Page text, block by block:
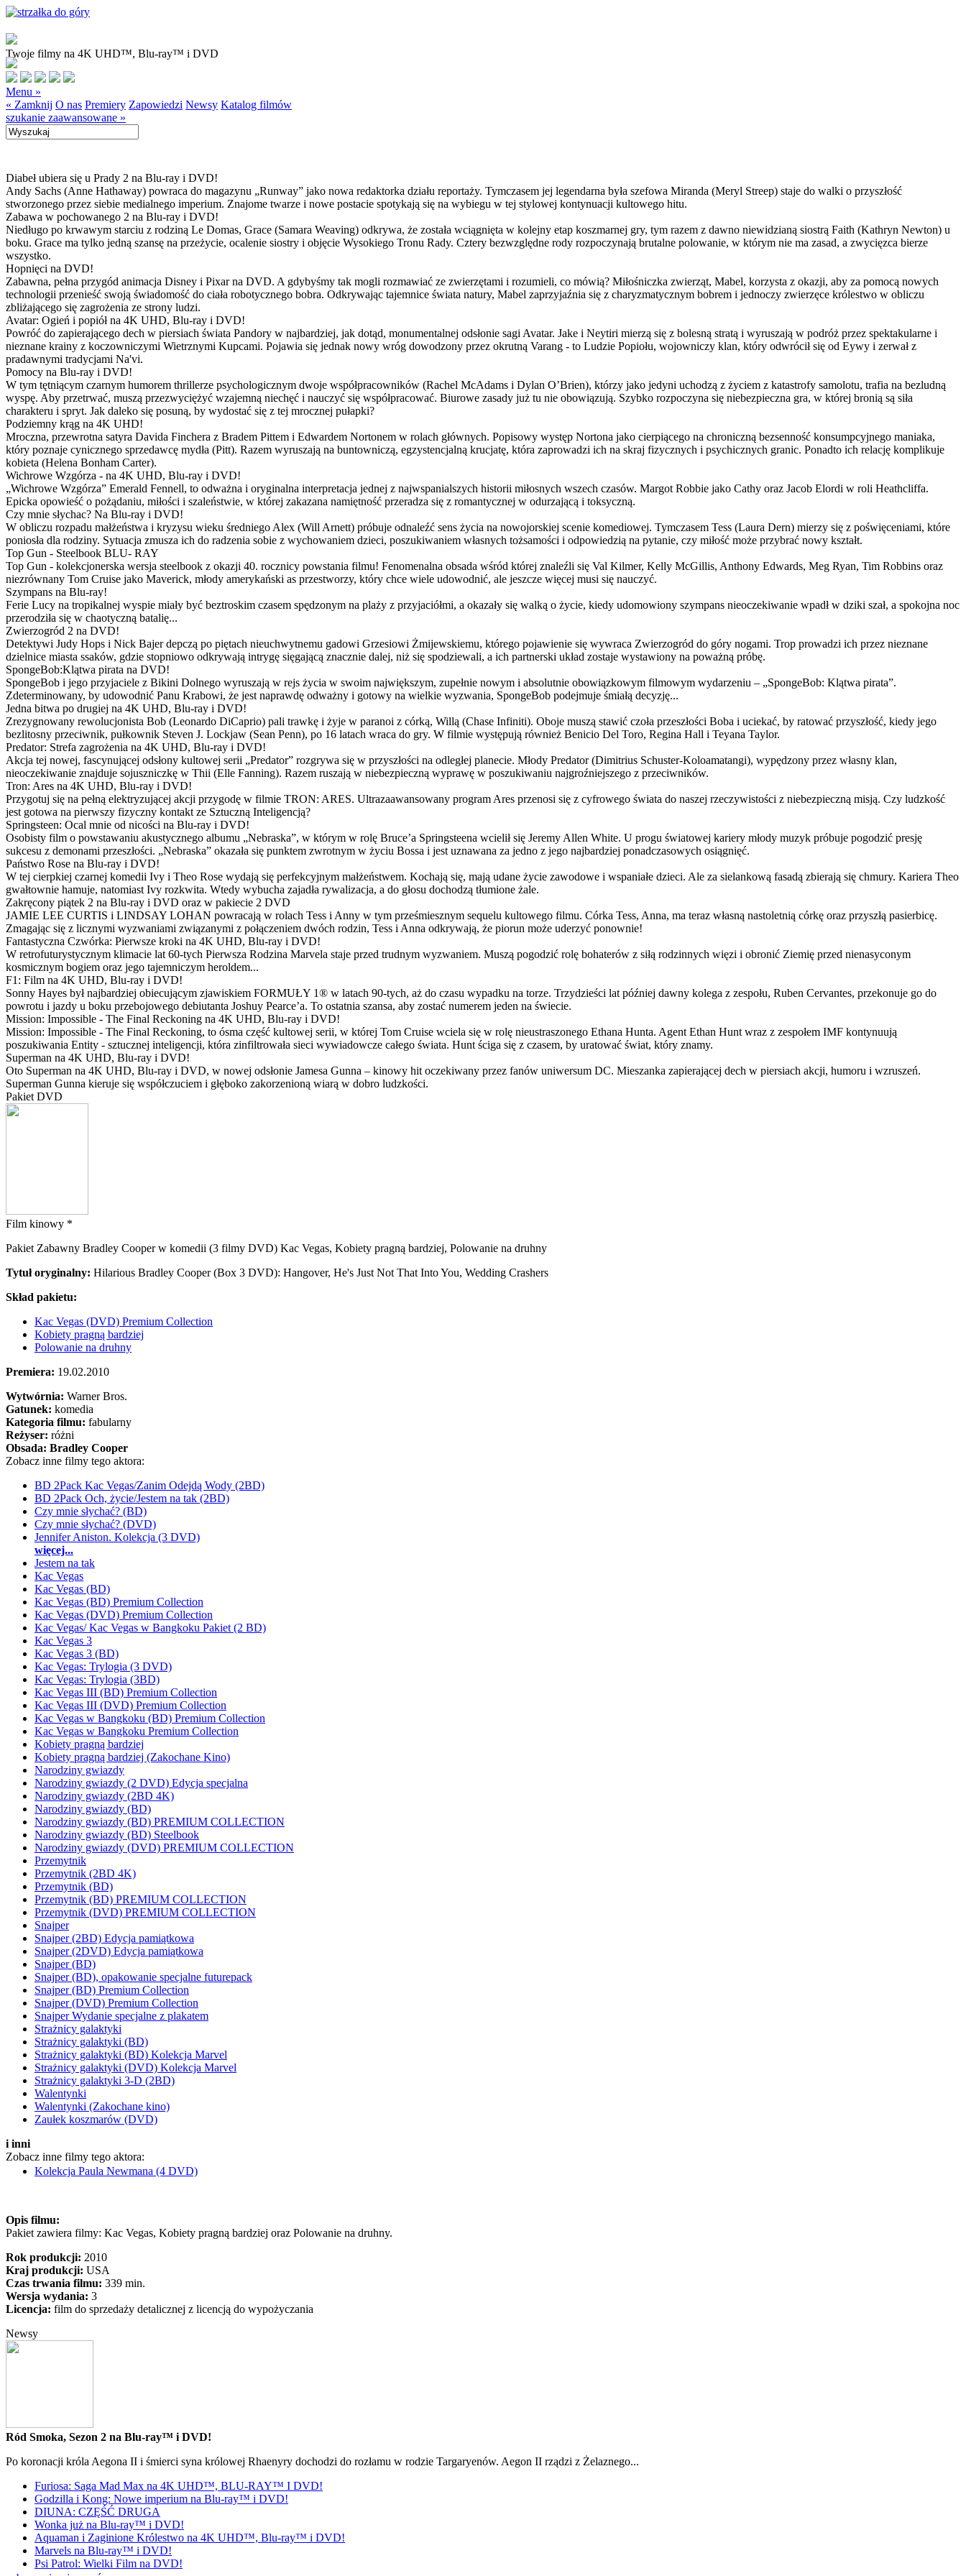
Twoje filmy na 4K UHD™, Blu-ray™ i DVD
Menu »
« Zamknij O nas Premiery Zapowiedzi Newsy Katalog filmów
szukanie zaawansowane »
Diabeł ubiera się u Prady 2 na Blu-ray i DVD!
Andy Sachs (Anne Hathaway) powraca do magazynu „Runway” jako nowa redaktorka działu reportaży. Tymczasem jej legendarna była szefowa Miranda (Meryl Streep) staje do walki o przyszłość
stworzonego przez siebie medialnego imperium. Znajome twarze i nowe postacie spotykają się na wybiegu w tej stylowej kontynuacji kultowego hitu.
Zabawa w pochowanego 2 na Blu-ray i DVD!
Niedługo po krwawym starciu z rodziną Le Domas, Grace (Samara Weaving) odkrywa, że została wciągnięta w kolejny etap koszmarnej gry, tym razem z dawno niewidzianą siostrą Faith (Kathryn Newton) u
boku. Grace ma tylko jedną szansę na przeżycie, ocalenie siostry i objęcie Wysokiego Tronu Rady. Cztery bezwzględne rody rozpoczynają brutalne polowanie, w którym nie ma zasad, a zwycięzca bierze
wszystko.
Hopnięci na DVD!
Zabawna, pełna przygód animacja Disney i Pixar na DVD. A gdybyśmy tak mogli rozmawiać ze zwierzętami i rozumieli, co mówią? Miłośniczka zwierząt, Mabel, korzysta z okazji, aby za pomocą nowych
technologii przenieść swoją świadomość do ciała robotycznego bobra. Odkrywając tajemnice świata natury, Mabel zaprzyjaźnia się z charyzmatycznym bobrem i jednoczy zwierzęce królestwo w obliczu
zbliżającego się zagrożenia ze strony ludzi.
Avatar: Ogień i popiół na 4K UHD, Blu-ray i DVD!
Powróć do zapierającego dech w piersiach świata Pandory w najbardziej, jak dotąd, monumentalnej odsłonie sagi Avatar. Jake i Neytiri mierzą się z bolesną stratą i wyruszają w podróż przez spektakularne i
nieznane krainy z koczowniczymi Wietrznymi Kupcami. Pojawia się jednak nowy wróg dowodzony przez okrutną Varang - to Ludzie Popiołu, wojowniczy klan, który odwrócił się od Eywy i zerwał z
pradawnymi tradycjami Na'vi.
Pomocy na Blu-ray i DVD!
W tym tętniącym czarnym humorem thrillerze psychologicznym dwoje współpracowników (Rachel McAdams i Dylan O’Brien), którzy jako jedyni uchodzą z życiem z katastrofy samolotu, trafia na bezludną
wyspę. Aby przetrwać, muszą przezwyciężyć wzajemną niechęć i nauczyć się współpracować. Biurowe zasady już tu nie obowiązują. Szybko rozpoczyna się niebezpieczna gra, w której bronią są siła
charakteru i spryt. Jak daleko się posuną, by wydostać się z tej mrocznej pułapki?
Podziemny krąg na 4K UHD!
Mroczna, przewrotna satyra Davida Finchera z Bradem Pittem i Edwardem Nortonem w rolach głównych. Popisowy występ Nortona jako cierpiącego na chroniczną bezsenność konsumpcyjnego maniaka,
który poznaje cynicznego sprzedawcę mydła (Pitt). Razem wyruszają na buntowniczą, egzystencjalną krucjatę, która zaprowadzi ich na skraj fizycznych i psychicznych granic. Ponadto ich relację komplikuje
kobieta (Helena Bonham Carter).
Wichrowe Wzgórza - na 4K UHD, Blu-ray i DVD!
„Wichrowe Wzgórza” Emerald Fennell, to odważna i oryginalna interpretacja jednej z najwspanialszych historii miłosnych wszech czasów. Margot Robbie jako Cathy oraz Jacob Elordi w roli Heathcliffa.
Epicka opowieść o pożądaniu, miłości i szaleństwie, w której zakazana namiętność przeradza się z romantycznej w odurzającą i toksyczną.
Czy mnie słychac? Na Blu-ray i DVD!
W obliczu rozpadu małżeństwa i kryzysu wieku średniego Alex (Will Arnett) próbuje odnaleźć sens życia na nowojorskiej scenie komediowej. Tymczasem Tess (Laura Dern) mierzy się z poświęceniami, które
poniosła dla rodziny. Sytuacja zmusza ich do radzenia sobie z wychowaniem dzieci, poszukiwaniem własnych tożsamości i odpowiedzią na pytanie, czy miłość może przybrać nowy kształt.
Top Gun - Steelbook BLU- RAY
Top Gun - kolekcjonerska wersja steelbook z okazji 40. rocznicy powstania filmu! Fenomenalna obsada wśród której znaleźli się Val Kilmer, Kelly McGillis, Anthony Edwards, Meg Ryan, Tim Robbins oraz
niezrównany Tom Cruise jako Maverick, młody amerykański as przestworzy, który chce wiele udowodnić, ale jeszcze więcej musi się nauczyć.
Szympans na Blu-ray!
Ferie Lucy na tropikalnej wyspie miały być beztroskim czasem spędzonym na plaży z przyjaciółmi, a okazały się walką o życie, kiedy udomowiony szympans nieoczekiwanie wpadł w dziki szał, a spokojna noc
przerodziła się w chaotyczną batalię...
Zwierzogród 2 na DVD!
Detektywi Judy Hops i Nick Bajer depczą po piętach nieuchwytnemu gadowi Grzesiowi Żmijewskiemu, którego pojawienie się wywraca Zwierzogród do góry nogami. Trop prowadzi ich przez nieznane
dzielnice miasta ssaków, gdzie stopniowo odkrywają intrygę sięgającą znacznie dalej, niż się spodziewali, a ich partnerski układ zostaje wystawiony na poważną próbę.
SpongeBob:Klątwa pirata na DVD!
SpongeBob i jego przyjaciele z Bikini Dolnego wyruszają w rejs życia w swoim największym, zupełnie nowym i absolutnie obowiązkowym filmowym wydarzeniu – „SpongeBob: Klątwa pirata”.
Zdeterminowany, by udowodnić Panu Krabowi, że jest naprawdę odważny i gotowy na wielkie wyzwania, SpongeBob podejmuje śmiałą decyzję...
Jedna bitwa po drugiej na 4K UHD, Blu-ray i DVD!
Zrezygnowany rewolucjonista Bob (Leonardo DiCaprio) pali trawkę i żyje w paranoi z córką, Willą (Chase Infiniti). Oboje muszą stawić czoła przeszłości Boba i uciekać, by ratować przyszłość, kiedy jego
bezlitosny przeciwnik, pułkownik Steven J. Lockjaw (Sean Penn), po 16 latach wraca do gry. W filmie występują również Benicio Del Toro, Regina Hall i Teyana Taylor.
Predator: Strefa zagrożenia na 4K UHD, Blu-ray i DVD!
Akcja tej nowej, fascynującej odsłony kultowej serii „Predator” rozgrywa się w przyszłości na odległej planecie. Młody Predator (Dimitrius Schuster-Koloamatangi), wypędzony przez własny klan,
nieoczekiwanie znajduje sojuszniczkę w Thii (Elle Fanning). Razem ruszają w niebezpieczną wyprawę w poszukiwaniu najgroźniejszego z przeciwników.
Tron: Ares na 4K UHD, Blu-ray i DVD!
Przygotuj się na pełną elektryzującej akcji przygodę w filmie TRON: ARES. Ultrazaawansowany program Ares przenosi się z cyfrowego świata do naszej rzeczywistości z niebezpieczną misją. Czy ludzkość
jest gotowa na pierwszy fizyczny kontakt ze Sztuczną Inteligencją?
Springsteen: Ocal mnie od nicości na Blu-ray i DVD!
Osobisty film o powstawaniu akustycznego albumu „Nebraska”, w którym w rolę Bruce’a Springsteena wcielił się Jeremy Allen White. U progu światowej kariery młody muzyk próbuje pogodzić presję
sukcesu z demonami przeszłości. „Nebraska” okazała się punktem zwrotnym w życiu Bossa i jest uznawana za jedno z jego najbardziej ponadczasowych osiągnięć.
Państwo Rose na Blu-ray i DVD!
W tej cierpkiej czarnej komedii Ivy i Theo Rose wydają się perfekcyjnym małżeństwem. Kochają się, mają udane życie zawodowe i wspaniałe dzieci. Ale za sielankową fasadą zbierają się chmury. Kariera Theo
gwałtownie hamuje, natomiast Ivy rozkwita. Wtedy wybucha zajadła rywalizacja, a do głosu dochodzą tłumione żale.
Zakręcony piątek 2 na Blu-ray i DVD oraz w pakiecie 2 DVD
JAMIE LEE CURTIS i LINDSAY LOHAN powracają w rolach Tess i Anny w tym prześmiesznym sequelu kultowego filmu. Córka Tess, Anna, ma teraz własną nastoletnią córkę oraz przyszłą pasierbicę.
Zmagając się z licznymi wyzwaniami związanymi z połączeniem dwóch rodzin, Tess i Anna odkrywają, że piorun może uderzyć ponownie!
Fantastyczna Czwórka: Pierwsze kroki na 4K UHD, Blu-ray i DVD!
W retrofuturystycznym klimacie lat 60-tych Pierwsza Rodzina Marvela staje przed trudnym wyzwaniem. Muszą pogodzić rolę bohaterów z siłą rodzinnych więzi i obronić Ziemię przed nienasyconym
kosmicznym bogiem oraz jego tajemniczym heroldem...
F1: Film na 4K UHD, Blu-ray i DVD!
Sonny Hayes był najbardziej obiecującym zjawiskiem FORMUŁY 1® w latach 90-tych, aż do czasu wypadku na torze. Trzydzieści lat później dawny kolega z zespołu, Ruben Cervantes, przekonuje go do
powrotu i jazdy u boku przebojowego debiutanta Joshuy Pearce’a. To ostatnia szansa, aby zostać numerem jeden na świecie.
Mission: Impossible - The Final Reckoning na 4K UHD, Blu-ray i DVD!
Mission: Impossible - The Final Reckoning, to ósma część kultowej serii, w której Tom Cruise wciela się w rolę nieustraszonego Ethana Hunta. Agent Ethan Hunt wraz z zespołem IMF kontynuują
poszukiwania Entity - sztucznej inteligencji, która zinfiltrowała sieci wywiadowcze całego świata. Hunt ściga się z czasem, by uratować świat, który znamy.
Superman na 4K UHD, Blu-ray i DVD!
Oto Superman na 4K UHD, Blu-ray i DVD, w nowej odsłonie Jamesa Gunna – kinowy hit oczekiwany przez fanów uniwersum DC. Mieszanka zapierającej dech w piersiach akcji, humoru i wzruszeń.
Superman Gunna kieruje się współczuciem i głęboko zakorzenioną wiarą w dobro ludzkości.
Pakiet DVD
Film kinowy *
Pakiet Zabawny Bradley Cooper w komedii (3 filmy DVD) Kac Vegas, Kobiety pragną bardziej, Polowanie na druhny
Tytuł oryginalny: Hilarious Bradley Cooper (Box 3 DVD): Hangover, He's Just Not That Into You, Wedding Crashers
Skład pakietu:
Kac Vegas (DVD) Premium Collection
Kobiety pragną bardziej
Polowanie na druhny
Premiera: 19.02.2010
Wytwórnia: Warner Bros.
Gatunek: komedia
Kategoria filmu: fabularny
Reżyser: różni
Obsada: Bradley Cooper
Zobacz inne filmy tego aktora:
BD 2Pack Kac Vegas/Zanim Odejdą Wody (2BD)
BD 2Pack Och, życie/Jestem na tak (2BD)
Czy mnie słychać? (BD)
Czy mnie słychać? (DVD)
Jennifer Aniston. Kolekcja (3 DVD)
więcej...
Jestem na tak
Kac Vegas
Kac Vegas (BD)
Kac Vegas (BD) Premium Collection
Kac Vegas (DVD) Premium Collection
Kac Vegas/ Kac Vegas w Bangkoku Pakiet (2 BD)
Kac Vegas 3
Kac Vegas 3 (BD)
Kac Vegas: Trylogia (3 DVD)
Kac Vegas: Trylogia (3BD)
Kac Vegas III (BD) Premium Collection
Kac Vegas III (DVD) Premium Collection
Kac Vegas w Bangkoku (BD) Premium Collection
Kac Vegas w Bangkoku Premium Collection
Kobiety pragną bardziej
Kobiety pragną bardziej (Zakochane Kino)
Narodziny gwiazdy
Narodziny gwiazdy (2 DVD) Edycja specjalna
Narodziny gwiazdy (2BD 4K)
Narodziny gwiazdy (BD)
Narodziny gwiazdy (BD) PREMIUM COLLECTION
Narodziny gwiazdy (BD) Steelbook
Narodziny gwiazdy (DVD) PREMIUM COLLECTION
Przemytnik
Przemytnik (2BD 4K)
Przemytnik (BD)
Przemytnik (BD) PREMIUM COLLECTION
Przemytnik (DVD) PREMIUM COLLECTION
Snajper
Snajper (2BD) Edycja pamiątkowa
Snajper (2DVD) Edycja pamiątkowa
Snajper (BD)
Snajper (BD), opakowanie specjalne futurepack
Snajper (BD) Premium Collection
Snajper (DVD) Premium Collection
Snajper Wydanie specjalne z plakatem
Strażnicy galaktyki
Strażnicy galaktyki (BD)
Strażnicy galaktyki (BD) Kolekcja Marvel
Strażnicy galaktyki (DVD) Kolekcja Marvel
Strażnicy galaktyki 3-D (2BD)
Walentynki
Walentynki (Zakochane kino)
Zaułek koszmarów (DVD)
i inni
Zobacz inne filmy tego aktora:
Kolekcja Paula Newmana (4 DVD)
Opis filmu:
Pakiet zawiera filmy: Kac Vegas, Kobiety pragną bardziej oraz Polowanie na druhny.
Rok produkcji: 2010
Kraj produkcji: USA
Czas trwania filmu: 339 min.
Wersja wydania: 3
Licencja: film do sprzedaży detalicznej z licencją do wypożyczania
Newsy
Ród Smoka, Sezon 2 na Blu-ray™ i DVD!
Po koronacji króla Aegona II i śmierci syna królowej Rhaenyry dochodzi do rozłamu w rodzie Targaryenów. Aegon II rządzi z Żelaznego...
Furiosa: Saga Mad Max na 4K UHD™, BLU-RAY™ I DVD!
Godzilla i Kong: Nowe imperium na Blu-ray™ i DVD!
DIUNA: CZĘŚĆ DRUGA
Wonka już na Blu-ray™ i DVD!
Aquaman i Zaginione Królestwo na 4K UHD™, Blu-ray™ i DVD!
Marvels na Blu-ray™ i DVD!
Psi Patrol: Wielki Film na DVD!